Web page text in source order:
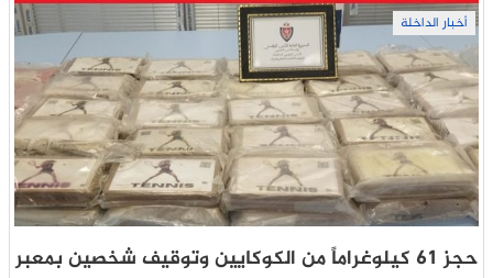
أخبار الداخلة
حجز 61 كيلوغراماً من الكوكايين وتوقيف شخصين بمعبر